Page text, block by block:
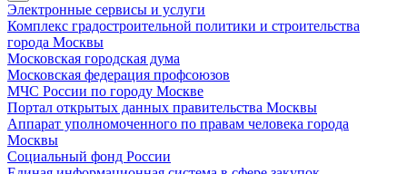
Электронные сервисы и услуги
Комплекс градостроительной политики и строительства
города Москвы
Московская городская дума
Московская федерация профсоюзов
МЧС России по городу Москве
Портал открытых данных правительства Москвы
Аппарат уполномоченного по правам человека города
Москвы
Социальный фонд России